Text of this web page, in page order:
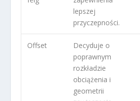
lepszej
przyczepności.
Offset
Decyduje o
poprawnym
rozkładzie
obciążenia i
geometrii